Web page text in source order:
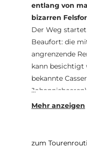
entlang von
bizarren
Der Weg
Beaufort: die
angrenzende
kann besichtigt
bekannte
führt der Weg
Nach dem
zum